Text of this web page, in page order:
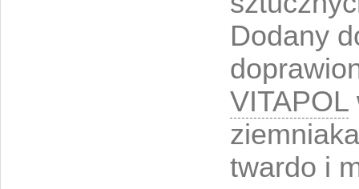
Dodany
VITAPOL
twardo i